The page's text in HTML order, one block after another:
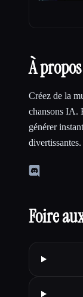
À
Créez de la
chansons IA.
générer
divertissantes.
Foire